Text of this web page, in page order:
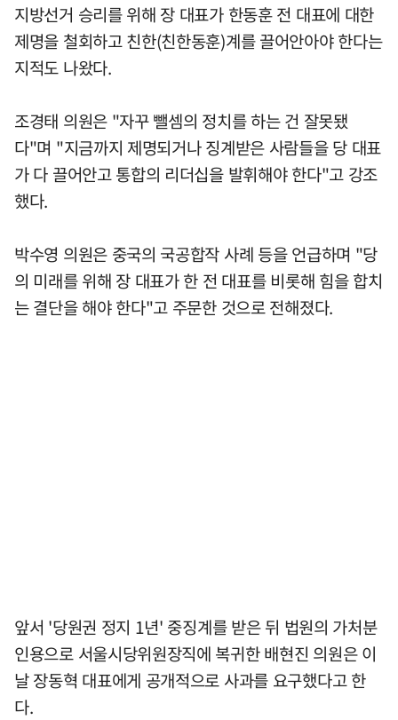
지방선거 승리를 위해 장 대표가 한동훈 전 대표에 대한
제명을 철회하고 친한(친한동훈)계를 끌어안아야 한다는
지적도 나왔다.
조경태 의원은 "자꾸 뺄셈의 정치를 하는 건 잘못됐
다"며 "지금까지 제명되거나 징계받은 사람들을 당 대표
가 다 끌어안고 통합의 리더십을 발휘해야 한다"고 강조
했다.
박수영 의원은 중국의 국공합작 사례 등을 언급하며 "당
의 미래를 위해 장 대표가 한 전 대표를 비롯해 힘을 합치
는 결단을 해야 한다"고 주문한 것으로 전해졌다.
앞서 '당원권 정지 1년' 중징계를 받은 뒤 법원의 가처분
인용으로 서울시당위원장직에 복귀한 배현진 의원은 이
날 장동혁 대표에게 공개적으로 사과를 요구했다고 한
다.